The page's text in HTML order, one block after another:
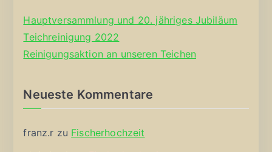
Hauptversammlung und 20. jähriges Jubiläum
Teichreinigung 2022
Reinigungsaktion an unseren Teichen
Neueste Kommentare
franz.r zu Fischerhochzeit